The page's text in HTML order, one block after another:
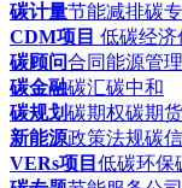
碳计量节能减排碳
CDM项目 低碳经济
碳顾问合同能源管理
碳金融碳汇碳中和
碳规划碳期权碳期货
新能源政策法规碳
VERs项目 低碳环保